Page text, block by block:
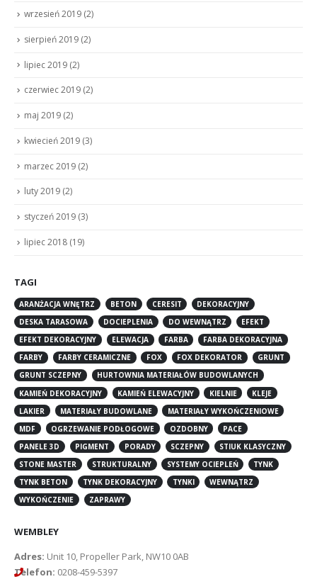
wrzesień 2019 (2)
sierpień 2019 (2)
lipiec 2019 (2)
czerwiec 2019 (2)
maj 2019 (2)
kwiecień 2019 (3)
marzec 2019 (2)
luty 2019 (2)
styczeń 2019 (3)
lipiec 2018 (19)
TAGI
ARANŻACJA WNĘTRZ BETON CERESIT
DEKORACYJNY
DESKA TARASOWA
DOCIEPLENIA DO WEWNĄTRZ
EFEKT
EFEKT DEKORACYJNY
ELEWACJA FARBA
FARBA DEKORACYJNA
FARBY
FARBY CERAMICZNE FOX FOX DEKORATOR
GRUNT
GRUNT SCZEPNY
HURTOWNIA MATERIAŁÓW BUDOWLANYCH
KAMIEŃ DEKORACYJNY
KAMIEŃ ELEWACYJNY KIELNIE
KLEJE
LAKIER
MATERIAŁY BUDOWLANE
MATERIAŁY WYKOŃCZENIOWE
MDF
OGRZEWANIE PODŁOGOWE OZDOBNY
PACE
PANELE 3D
PIGMENT PORADY SCZEPNY
STIUK KLASYCZNY
STONE MASTER
STRUKTURALNY SYSTEMY OCIEPLEŃ
TYNK
TYNK BETON
TYNK DEKORACYJNY TYNKI
WEWNĄTRZ
WYKOŃCZENIE
ZAPRAWY
WEMBLEY
Adres: Unit 10, Propeller Park, NW10 0AB
Telefon: 0208-459-5397